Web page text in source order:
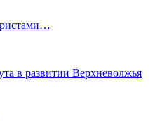
в развитии Верхневолжья